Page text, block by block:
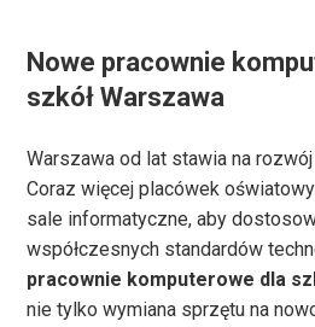
Nowe pracownie
szkół Warszawa
Warszawa od lat stawia na
Coraz więcej placówek
sale informatyczne, aby
współczesnych standardów
pracownie komputerowe dla
nie tylko wymiana sprzętu na